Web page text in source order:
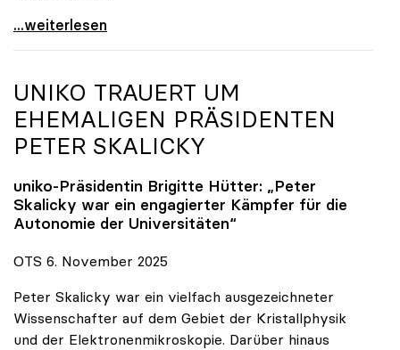
„Deplatzierte Kampagne“: uniko irritiert über
...weiterlesen
UNIKO TRAUERT UM
EHEMALIGEN PRÄSIDENTEN
PETER SKALICKY
uniko-Präsidentin Brigitte Hütter: „Peter
Skalicky war ein engagierter Kämpfer für die
Autonomie der Universitäten“
OTS 6. November 2025
Peter Skalicky war ein vielfach ausgezeichneter
Wissenschafter auf dem Gebiet der Kristallphysik
und der Elektronenmikroskopie. Darüber hinaus